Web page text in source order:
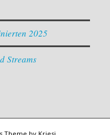
2025
Streams